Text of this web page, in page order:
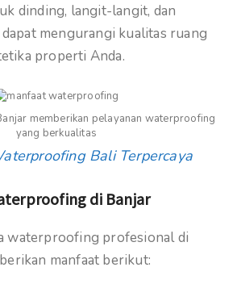
dinding, langit-langit, dan
mengurangi kualitas ruang
properti Anda.
memberikan pelayanan waterproofing
yang berkualitas
Bali Terpercaya
di Banjar
waterproofing profesional di
manfaat berikut: